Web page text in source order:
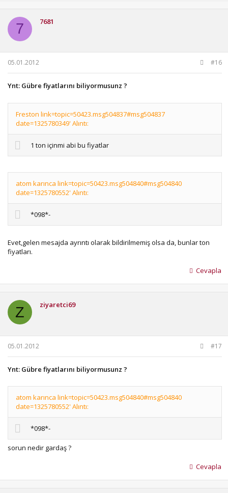
7 7681
05.01.2012 #16
Ynt: Gübre fiyatlarını biliyormusunz ?
Freston link=topic=50423.msg504837#msg504837
date=1325780349' Alıntı:
1 ton içinmi abi bu fiyatlar
atom karınca link=topic=50423.msg504840#msg504840
date=1325780552' Alıntı:
*098*-
Evet,gelen mesajda ayrıntı olarak bildirilmemiş olsa da, bunlar ton
fiyatları.
Cevapla
Z ziyaretci69
05.01.2012 #17
Ynt: Gübre fiyatlarını biliyormusunz ?
atom karınca link=topic=50423.msg504840#msg504840
date=1325780552' Alıntı:
*098*-
sorun nedir gardaş ?
Cevapla